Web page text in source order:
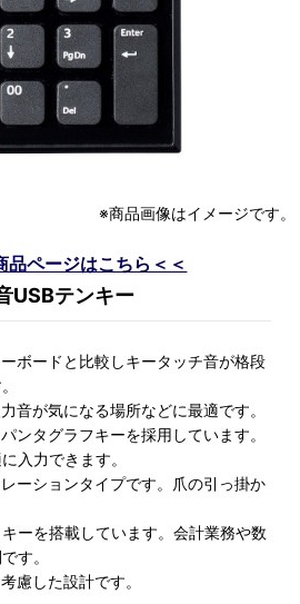
※商品画像はイメージです。
品ページはこちら＜＜
USBテンキー
ボードと比較しキータッチ音が格段
音が気になる場所などに最適です。
ンタグラフキーを採用しています。
入力できます。
ーションタイプです。爪の引っ掛か
ーを搭載しています。会計業務や数
す。
慮した設計です。